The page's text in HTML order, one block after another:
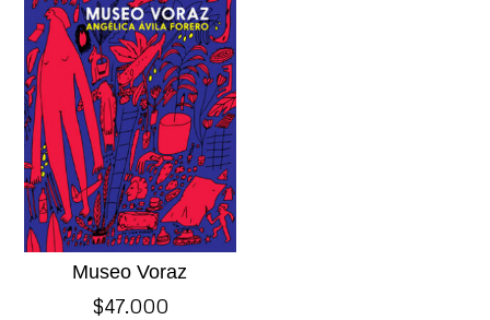
Museo Voraz
$47.000